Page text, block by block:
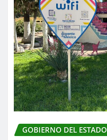
GOBIERNO DEL ESTADO